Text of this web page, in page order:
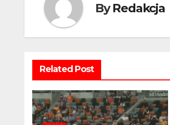
ByRedakcja
Related Post